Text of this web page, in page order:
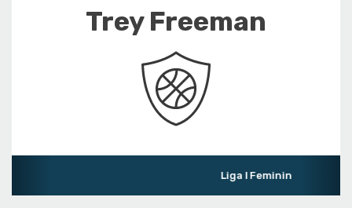
Trey Freeman
Liga I Feminin